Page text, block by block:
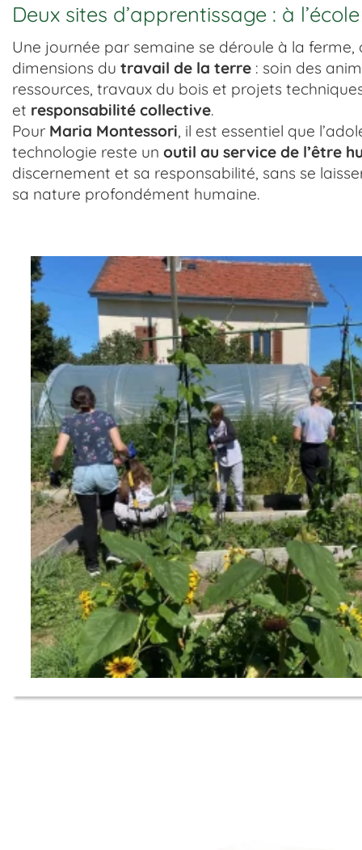
Deux sites d’apprentissage : à
Une journée par semaine se déroule à la
dimensions du travail de la terre : soin des
ressources, travaux du bois et projets
et responsabilité collective.
Pour Maria Montessori, il est essentiel que
technologie reste un outil au service de l’être
discernement et sa responsabilité, sans se
sa nature profondément humaine.